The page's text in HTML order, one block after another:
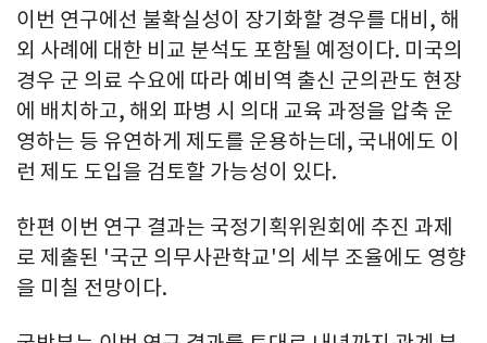
이번 연구에선 불확실성이 장기화할 경우를 대비, 해
외 사례에 대한 비교 분석도 포함될 예정이다. 미국의
경우 군 의료 수요에 따라 예비역 출신 군의관도 현장
에 배치하고, 해외 파병 시 의대 교육 과정을 압축 운
영하는 등 유연하게 제도를 운용하는데, 국내에도 이
런 제도 도입을 검토할 가능성이 있다.
한편 이번 연구 결과는 국정기획위원회에 추진 과제
로 제출된 '국군 의무사관학교'의 세부 조율에도 영향
을 미칠 전망이다.